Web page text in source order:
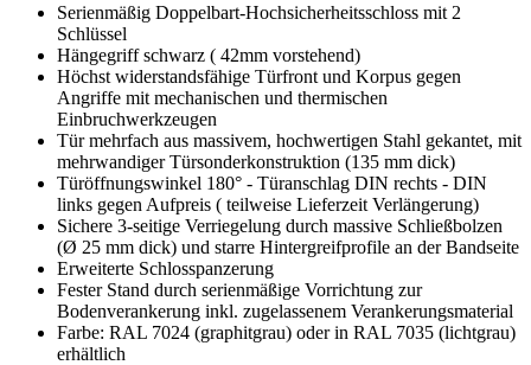
Serienmäßig Doppelbart-Hochsicherheitsschloss mit 2
Schlüssel
Hängegriff schwarz ( 42mm vorstehend)
Höchst widerstandsfähige Türfront und Korpus gegen
Angriffe mit mechanischen und thermischen
Einbruchwerkzeugen
Tür mehrfach aus massivem, hochwertigen Stahl gekantet, mit
mehrwandiger Türsonderkonstruktion (135 mm dick)
Türöffnungswinkel 180° - Türanschlag DIN rechts - DIN
links gegen Aufpreis ( teilweise Lieferzeit Verlängerung)
Sichere 3-seitige Verriegelung durch massive Schließbolzen
(Ø 25 mm dick) und starre Hintergreifprofile an der Bandseite
Erweiterte Schlosspanzerung
Fester Stand durch serienmäßige Vorrichtung zur
Bodenverankerung inkl. zugelassenem Verankerungsmaterial
Farbe: RAL 7024 (graphitgrau) oder in RAL 7035 (lichtgrau)
erhältlich